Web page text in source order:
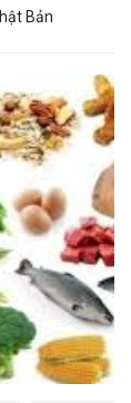
Bản